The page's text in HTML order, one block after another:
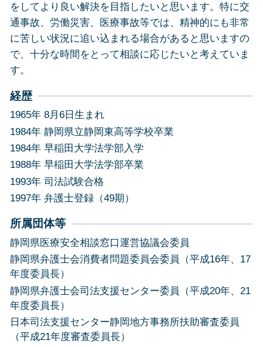
をしてより良い解決を目指したいと思います。特に交
通事故、労働災害、医療事故等では、精神的にも非常
に苦しい状況に追い込まれる場合があると思いますの
で、十分な時間をとって相談に応じたいと考えていま
す。
経歴
1965年 8月6日生まれ
1984年 静岡県立静岡東高等学校卒業
1984年 早稲田大学法学部入学
1988年 早稲田大学法学部卒業
1993年 司法試験合格
1997年 弁護士登録（49期）
所属団体等
静岡県医療安全相談窓口運営協議会委員
静岡県弁護士会消費者問題委員会委員（平成16年、17
年度委員長）
静岡県弁護士会司法支援センター委員（平成20年、21
年度委員長）
日本司法支援センター静岡地方事務所扶助審査委員
（平成21年度審査委員長）